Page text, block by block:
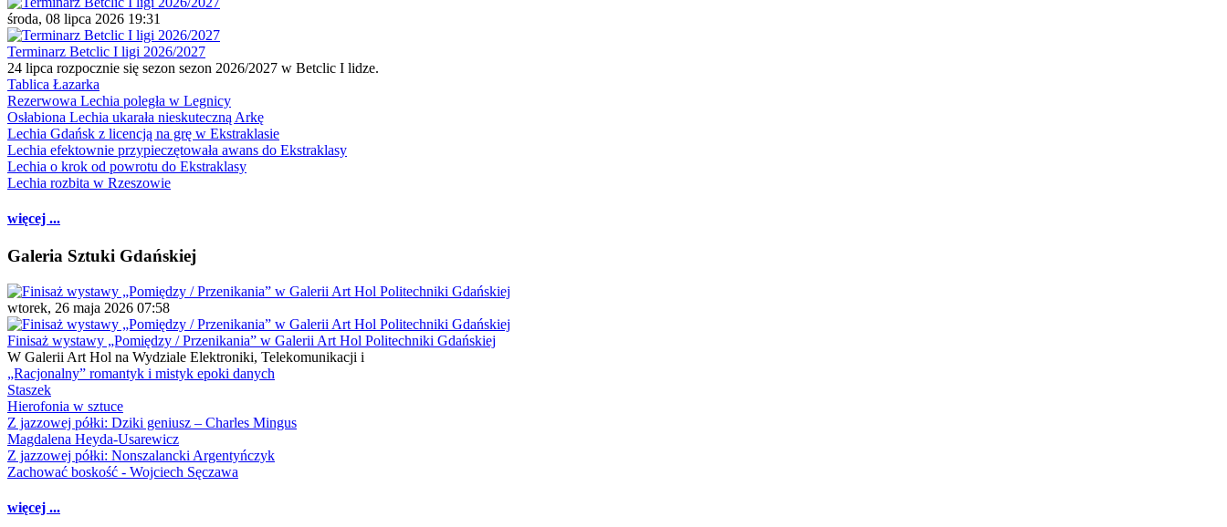
środa, 08 lipca 2026 19:31
Terminarz Betclic I ligi 2026/2027
24 lipca rozpocznie się sezon sezon 2026/2027 w Betclic I lidze.
Tablica Łazarka
Rezerwowa Lechia poległa w Legnicy
Osłabiona Lechia ukarała nieskuteczną Arkę
Lechia Gdańsk z licencją na grę w Ekstraklasie
Lechia efektownie przypieczętowała awans do Ekstraklasy
Lechia o krok od powrotu do Ekstraklasy
Lechia rozbita w Rzeszowie
więcej ...
Galeria Sztuki Gdańskiej
wtorek, 26 maja 2026 07:58
Finisaż wystawy „Pomiędzy / Przenikania” w Galerii Art Hol Politechniki Gdańskiej
W Galerii Art Hol na Wydziale Elektroniki, Telekomunikacji i
„Racjonalny” romantyk i mistyk epoki danych
Staszek
Hierofonia w sztuce
Z jazzowej półki: Dziki geniusz – Charles Mingus
Magdalena Heyda-Usarewicz
Z jazzowej półki: Nonszalancki Argentyńczyk
Zachować boskość - Wojciech Sęczawa
więcej ...